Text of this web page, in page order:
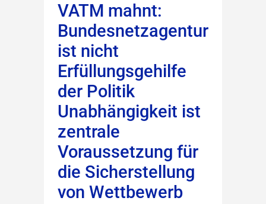
VATM mahnt:
Bundesnetzagentur
ist nicht
Erfüllungsgehilfe
der Politik
Unabhängigkeit ist
zentrale
Voraussetzung für
die Sicherstellung
von Wettbewerb